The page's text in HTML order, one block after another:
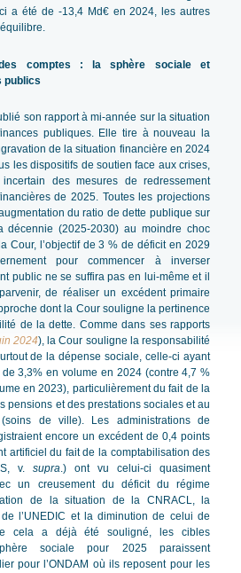
a été de -13,4 Md€ en 2024, les autres
comptes : la sphère sociale et
publics
son rapport à mi-année sur la situation
publiques. Elle tire à nouveau la
de la situation financière en 2024
les dispositifs de soutien face aux crises,
des mesures de redressement
de 2025. Toutes les projections
du ratio de dette publique sur
décennie (2025-2030) au moindre choc
Cour, l’objectif de 3 % de déficit en 2029
pour commencer à inverser
public ne se suffira pas en lui-même et il
de réaliser un excédent primaire
dont la Cour souligne la pertinence
de la dette. Comme dans ses rapports
2024), la Cour souligne la responsabilité
de la dépense sociale, celle-ci ayant
3,3% en volume en 2024 (contre 4,7 %
en 2023), particulièrement du fait de la
pensions et des prestations sociales et au
de ville). Les administrations de
encore un excédent de 0,4 points
artificiel du fait de la comptabilisation des
v.supra.) ont vu celui-ci quasiment
un creusement du déficit du régime
de la situation de la CNRACL, la
l’UNEDIC et la diminution de celui de
cela a déjà été souligné, les cibles
sociale pour 2025 paraissent
pour l’ONDAM où ils reposent pour les